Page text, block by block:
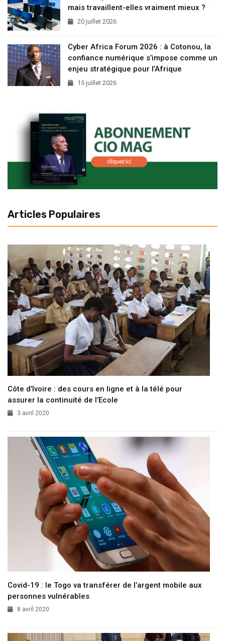
mais travaillent-elles vraiment mieux ?
20 juillet 2026
Cyber Africa Forum 2026 : à Cotonou, la
confiance numérique s’impose comme un
enjeu stratégique pour l’Afrique
15 juillet 2026
Articles Populaires
Côte d’Ivoire : des cours en ligne et à la télé pour
assurer la continuité de l’Ecole
3 avril 2020
Covid-19 : le Togo va transférer de l’argent mobile aux
personnes vulnérables
8 avril 2020